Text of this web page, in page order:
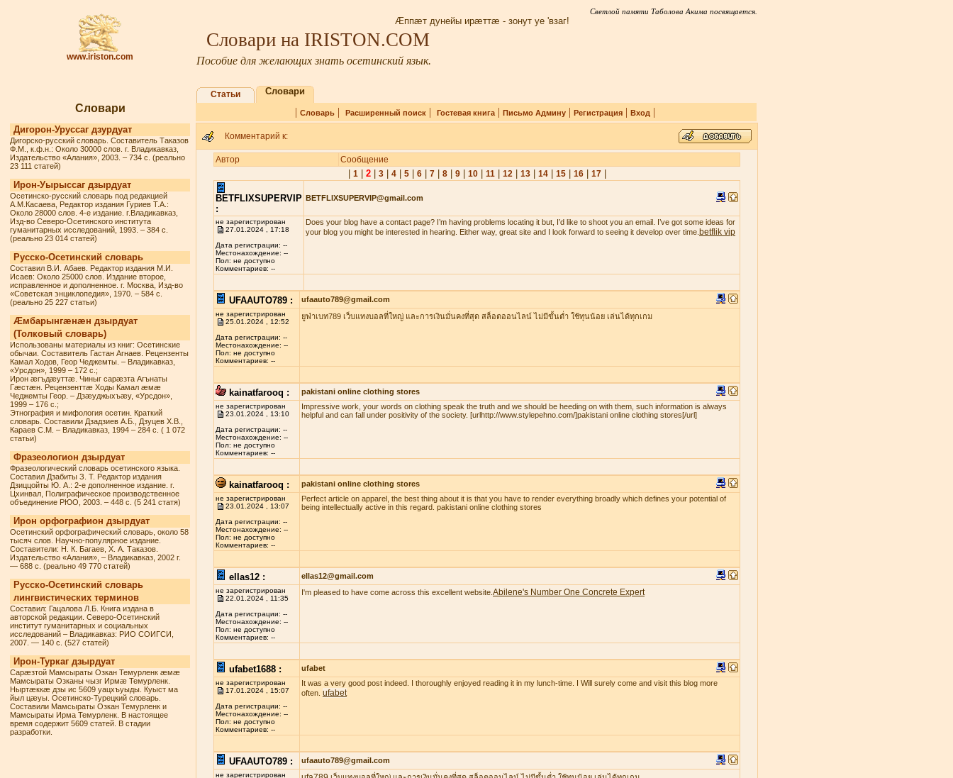
www.iriston.com
Светлой памяти Таболова Акима посвящается.
Æппæт дунейы ирæттæ - зонут уе 'взаг!
Словари на IRISTON.COM
Пособие для желающих знать осетинский язык.
Словари
Дигорон-Уруссаг дзурдуат
Дигорско-русский словарь. Составитель Таказов
Ф.М., к.ф.н.: Около 30000 слов. г. Владикавказ,
Издательство «Алания», 2003. – 734 с. (реально
23 111 статей)
Ирон-Уырыссаг дзырдуат
Осетинско-русский словарь под редакцией
А.М.Касаева, Редактор издания Гуриев Т.А.:
Около 28000 слов. 4-е издание. г.Владикавказ,
Изд-во Северо-Осетинского института
гуманитарных исследований, 1993. – 384 с.
(реально 23 014 статей)
Русско-Осетинский словарь
Составил В.И. Абаев. Редактор издания М.И.
Исаев: Около 25000 слов. Издание второе,
исправленное и дополненное. г. Москва, Изд-во
«Советская энциклопедия», 1970. – 584 с.
(реально 25 227 статьи)
Æмбарынгæнæн дзырдуат
(Толковый словарь)
Использованы материалы из книг: Осетинские
обычаи. Составитель Гастан Агнаев. Рецензенты
Камал Ходов, Геор Чеджемты. – Владикавказ,
«Урсдон», 1999 – 172 с.;
Ирон æгъдæуттæ. Чиныг сарæзта Агънаты
Гæстæн. Рецензенттæ Ходы Камал æмæ
Чеджемты Геор. – Дзæуджыхъæу, «Урсдон»,
1999 – 176 с.;
Этнография и мифология осетин. Краткий
словарь. Составили Дзадзиев А.Б., Дзуцев Х.В.,
Караев С.М. – Владикавказ, 1994 – 284 с. ( 1 072
статьи)
Фразеологион дзырдуат
Фразеологический словарь осетинского языка.
Составил Дзабиты З. Т. Редактор издания
Дзиццойты Ю. А.: 2-е дополненное издание. г.
Цхинвал, Полиграфическое производственное
объединение РЮО, 2003. – 448 с. (5 241 статя)
Ирон орфографион дзырдуат
Осетинский орфографический словарь, около 58
тысяч слов. Научно-популярное издание.
Составители: Н. К. Багаев, Х. А. Таказов.
Издательство «Алания», – Владикавказ, 2002 г.
— 688 с. (реально 49 770 статей)
Русско-Осетинский словарь
лингвистических терминов
Составил: Гацалова Л.Б. Книга издана в
авторской редакции. Северо-Осетинский
институт гуманитарных и социальных
исследований – Владикавказ: РИО СОИГСИ,
2007. — 140 с. (527 статей)
Ирон-Туркаг дзырдуат
Сарæзтой Мамсыраты Озкан Темурленк æмæ
Мамсыраты Озканы чызг Ирмæ Темурленк.
Ныртæккæ дзы ис 5609 уацхъуыды. Куыст ма
йыл цæуы. Осетинско-Турецкий словарь.
Составили Мамсыраты Озкан Темурленк и
Мамсыраты Ирма Темурленк. В настоящее
время содержит 5609 статей. В стадии
разработки.
Статьи Словари
| Словарь| Расширенный поиск| Гостевая книга| Письмо Админу| Регистрация| Вход |
Комментарий к:
Автор Сообщение
1| 2| 3| 4| 5| 6| 7| 8| 9| 10| 11| 12| 13| 14| 15| 16| 17|
BETFLIXSUPERVIP
:
BETFLIXSUPERVIP@gmail.com
не зарегистрирован
27.01.2024 , 17:18
Дата регистрации: --
Местонахождение: --
Пол: не доступно
Комментариев: --
Does your blog have a contact page? I’m having problems locating it but, I’d like to shoot you an email. I’ve got some ideas for
your blog you might be interested in hearing. Either way, great site and I look forward to seeing it develop over time. betflik vip
UFAAUTO789 : ufaauto789@gmail.com
не зарегистрирован
25.01.2024 , 12:52
Дата регистрации: --
Местонахождение: --
Пол: не доступно
Комментариев: --
ยูฟ่าเบท789 เว็บแทงบอลที่ใหญ่ และการเงินมั่นคงที่สุด สล็อตออนไลน์ ไม่มีขั้นต่ำ ใช้ทุนน้อย เล่นได้ทุกเกม
kainatfarooq : pakistani online clothing stores
не зарегистрирован
23.01.2024 , 13:10
Дата регистрации: --
Местонахождение: --
Пол: не доступно
Комментариев: --
Impressive work, your words on clothing speak the truth and we should be heeding on with them, such information is always
helpful and can fall under positivity of the society. [urlhttp://www.stylepehno.com/]pakistani online clothing stores[/url]
kainatfarooq : pakistani online clothing stores
не зарегистрирован
23.01.2024 , 13:07
Дата регистрации: --
Местонахождение: --
Пол: не доступно
Комментариев: --
Perfect article on apparel, the best thing about it is that you have to render everything broadly which defines your potential of
being intellectually active in this regard. pakistani online clothing stores
ellas12 : ellas12@gmail.com
не зарегистрирован
22.01.2024 , 11:35
Дата регистрации: --
Местонахождение: --
Пол: не доступно
Комментариев: --
I'm pleased to have come across this excellent website. Abilene's Number One Concrete Expert
ufabet1688 : ufabet
не зарегистрирован
17.01.2024 , 15:07
Дата регистрации: --
Местонахождение: --
Пол: не доступно
Комментариев: --
It was a very good post indeed. I thoroughly enjoyed reading it in my lunch-time. I Will surely come and visit this blog more
often. ufabet
UFAAUTO789 : ufaauto789@gmail.com
не зарегистрирован